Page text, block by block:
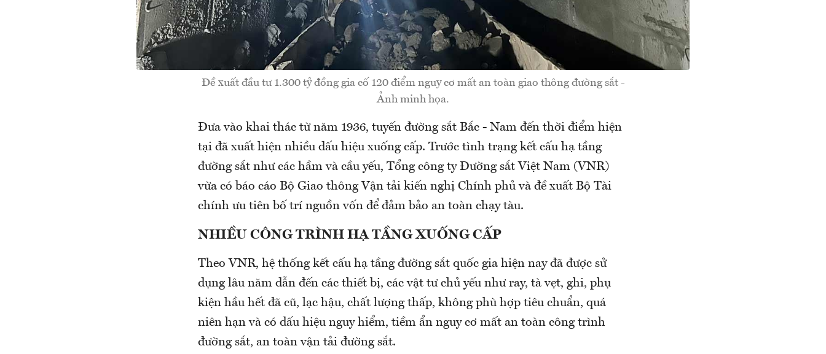
Đề xuất đầu tư 1.300 tỷ đồng gia cố 120 điểm nguy cơ mất an toàn giao thông đường sắt -
Ảnh minh họa.
Đưa vào khai thác từ năm 1936, tuyến đường sắt Bắc - Nam đến thời điểm hiện
tại đã xuất hiện nhiều dấu hiệu xuống cấp. Trước tình trạng kết cấu hạ tầng
đường sắt như các hầm và cầu yếu, Tổng công ty Đường sắt Việt Nam (VNR)
vừa có báo cáo Bộ Giao thông Vận tải kiến nghị Chính phủ và đề xuất Bộ Tài
chính ưu tiên bố trí nguồn vốn để đảm bảo an toàn chạy tàu.
NHIỀU CÔNG TRÌNH HẠ TẦNG XUỐNG CẤP
Theo VNR, hệ thống kết cấu hạ tầng đường sắt quốc gia hiện nay đã được sử
dụng lâu năm dẫn đến các thiết bị, các vật tư chủ yếu như ray, tà vẹt, ghi, phụ
kiện hầu hết đã cũ, lạc hậu, chất lượng thấp, không phù hợp tiêu chuẩn, quá
niên hạn và có dấu hiệu nguy hiểm, tiềm ẩn nguy cơ mất an toàn công trình
đường sắt, an toàn vận tải đường sắt.